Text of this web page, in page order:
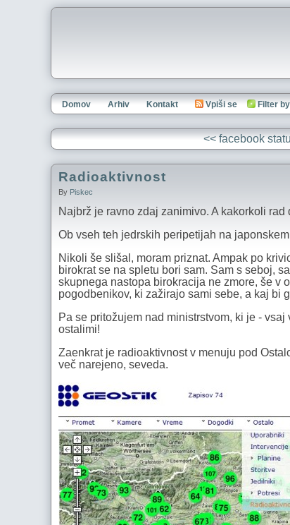
Domov Arhiv Kontakt Vpiši se Filter
<< facebook
Radioaktivnost
By Piskec
Najbrž je ravno zdaj zanimivo. A kakorkoli
Ob vseh teh jedrskih peripetijah na
Nikoli še slišal, moram priznat. Ampak po
birokrat se na spletu bori sam. Sam s seboj,
skupnega nastopa birokracija ne zmore, še v
pogodbenikov, ki zažirajo sami sebe, a kaj bi
Pa se pritožujem nad ministrstvom, ki je -
ostalimi!
Zaenkrat je radioaktivnost v menuju pod
več narejeno, seveda.